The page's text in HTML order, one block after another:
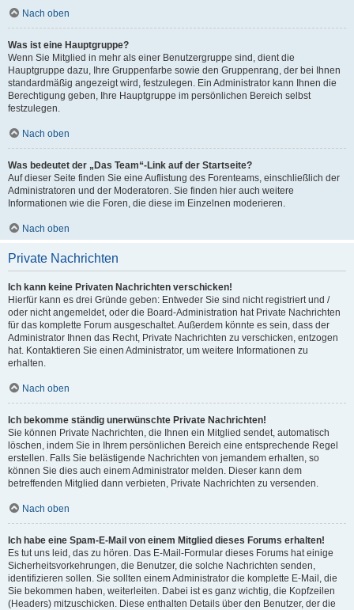
Nach oben
Was ist eine Hauptgruppe?
Wenn Sie Mitglied in mehr als einer Benutzergruppe sind, dient die
Hauptgruppe dazu, Ihre Gruppenfarbe sowie den Gruppenrang, der bei Ihnen
standardmäßig angezeigt wird, festzulegen. Ein Administrator kann Ihnen die
Berechtigung geben, Ihre Hauptgruppe im persönlichen Bereich selbst
festzulegen.
Nach oben
Was bedeutet der „Das Team“-Link auf der Startseite?
Auf dieser Seite finden Sie eine Auflistung des Forenteams, einschließlich der
Administratoren und der Moderatoren. Sie finden hier auch weitere
Informationen wie die Foren, die diese im Einzelnen moderieren.
Nach oben
Private Nachrichten
Ich kann keine Privaten Nachrichten verschicken!
Hierfür kann es drei Gründe geben: Entweder Sie sind nicht registriert und /
oder nicht angemeldet, oder die Board-Administration hat Private Nachrichten
für das komplette Forum ausgeschaltet. Außerdem könnte es sein, dass der
Administrator Ihnen das Recht, Private Nachrichten zu verschicken, entzogen
hat. Kontaktieren Sie einen Administrator, um weitere Informationen zu
erhalten.
Nach oben
Ich bekomme ständig unerwünschte Private Nachrichten!
Sie können Private Nachrichten, die Ihnen ein Mitglied sendet, automatisch
löschen, indem Sie in Ihrem persönlichen Bereich eine entsprechende Regel
erstellen. Falls Sie belästigende Nachrichten von jemandem erhalten, so
können Sie dies auch einem Administrator melden. Dieser kann dem
betreffenden Mitglied dann verbieten, Private Nachrichten zu versenden.
Nach oben
Ich habe eine Spam-E-Mail von einem Mitglied dieses Forums erhalten!
Es tut uns leid, das zu hören. Das E-Mail-Formular dieses Forums hat einige
Sicherheitsvorkehrungen, die Benutzer, die solche Nachrichten senden,
identifizieren sollen. Sie sollten einem Administrator die komplette E-Mail, die
Sie bekommen haben, weiterleiten. Dabei ist es ganz wichtig, die Kopfzeilen
(Headers) mitzuschicken. Diese enthalten Details über den Benutzer, der die